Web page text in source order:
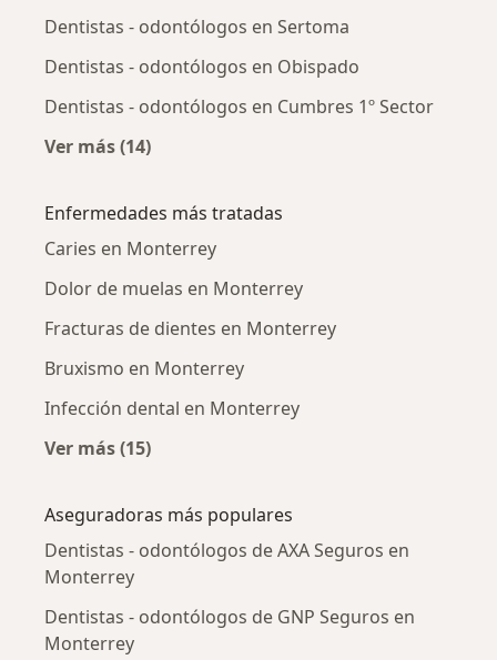
Dentistas - odontólogos en Sertoma
Dentistas - odontólogos en Obispado
Dentistas - odontólogos en Cumbres 1º Sector
Ver más (14)
Enfermedades más tratadas
Caries en Monterrey
Dolor de muelas en Monterrey
Fracturas de dientes en Monterrey
Bruxismo en Monterrey
Infección dental en Monterrey
Ver más (15)
Aseguradoras más populares
Dentistas - odontólogos de AXA Seguros en
Monterrey
Dentistas - odontólogos de GNP Seguros en
Monterrey